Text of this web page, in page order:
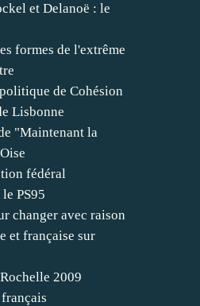
et Delanoë : le
formes de l'extrême
de Cohésion
Lisbonne
"Maintenant la
fédéral
PS95
changer avec raison
et française sur
2009